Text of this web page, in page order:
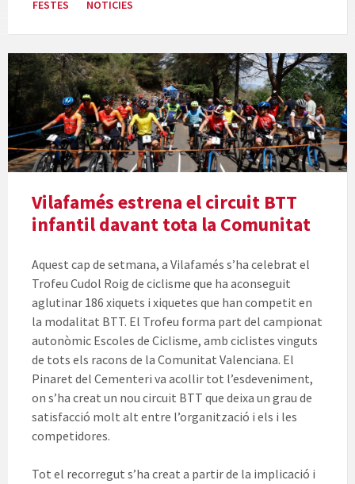
FESTES
NOTICIES
Vilafamés estrena el circuit BTT
infantil davant tota la Comunitat
Aquest cap de setmana, a Vilafamés s’ha celebrat el
Trofeu Cudol Roig de ciclisme que ha aconseguit
aglutinar 186 xiquets i xiquetes que han competit en
la modalitat BTT. El Trofeu forma part del campionat
autonòmic Escoles de Ciclisme, amb ciclistes vinguts
de tots els racons de la Comunitat Valenciana. El
Pinaret del Cementeri va acollir tot l’esdeveniment,
on s’ha creat un nou circuit BTT que deixa un grau de
satisfacció molt alt entre l’organització i els i les
competidores.
Tot el recorregut s’ha creat a partir de la implicació i